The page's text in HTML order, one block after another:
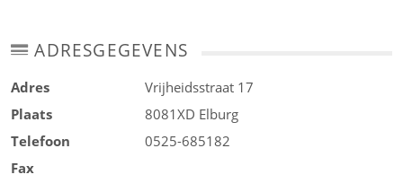
ADRESGEGEVENS
Adres
Vrijheidsstraat 17
Plaats
8081XD Elburg
Telefoon
0525-685182
Fax